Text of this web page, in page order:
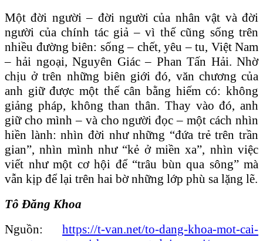
Một đời người – đời người của nhân vật và đời
người của chính tác giả – vì thế cũng sống trên
nhiều đường biên: sống – chết, yêu – tu, Việt Nam
– hải ngoại, Nguyên Giác – Phan Tấn Hải. Nhờ
chịu ở trên những biên giới đó, văn chương của
anh giữ được một thế cân bằng hiếm có: không
giảng pháp, không than thân. Thay vào đó, anh
giữ cho mình – và cho người đọc – một cách nhìn
hiền lành: nhìn đời như những “đứa trẻ trên trần
gian”, nhìn mình như “kẻ ở miền xa”, nhìn việc
viết như một cơ hội để “trâu bùn qua sông” mà
vẫn kịp để lại trên hai bờ những lớp phù sa lặng lẽ.
Tô Đăng Khoa
Nguồn: https://t-van.net/to-dang-khoa-mot-cai-